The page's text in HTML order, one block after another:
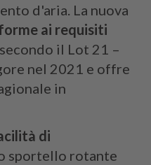
d'aria. La nuova
ai requisiti
secondo il Lot 21 –
nel 2021 e offre
in
di
sportello rotante